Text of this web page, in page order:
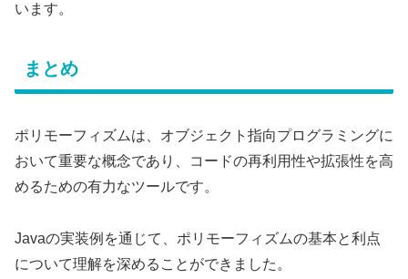
います。
まとめ
ポリモーフィズムは、オブジェクト指向プログラミングに
おいて重要な概念であり、コードの再利用性や拡張性を高
めるための有力なツールです。
Javaの実装例を通じて、ポリモーフィズムの基本と利点
について理解を深めることができました。